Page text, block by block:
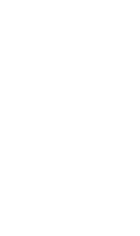
את הבית כדי
פשוטה.
אחריות
גם לא מאמינה
פי מעשיהם או
יש חרדים
ויש גם מי
שמדובר בסוגיה